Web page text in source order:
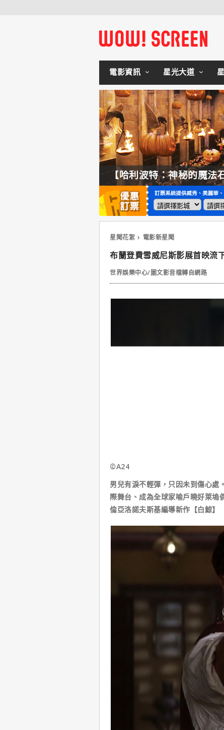
電影資訊 星光大道
【哈利波特：神秘的魔
星聞花絮 電影新星聞
布蘭登費雪威尼斯影展首映流
世界娛樂中心/圖文影音檔轉自網路
©A24
男兒有淚不輕彈，只因未到傷心處
際舞台、成為全球家喻戶曉好萊塢
倫亞洛諾夫斯基編導新作【白鯨